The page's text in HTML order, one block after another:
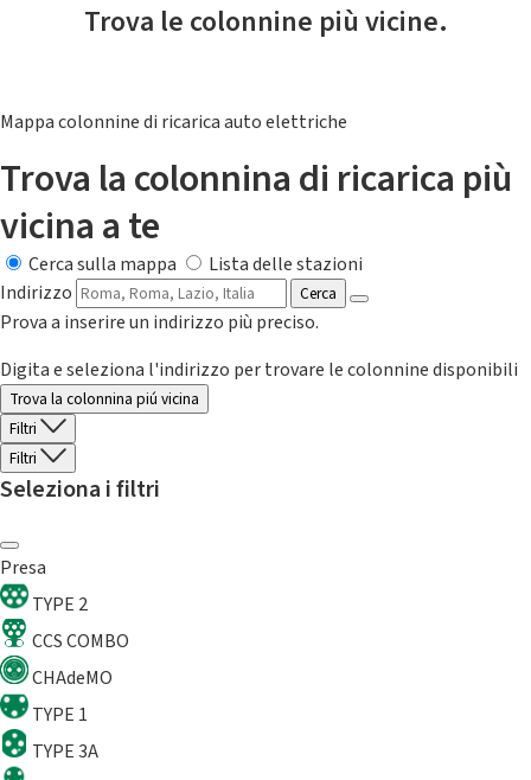
Trova le colonnine più vicine.
Mappa colonnine di ricarica auto elettriche
Trova la colonnina di ricarica più
vicina a te
Cerca sulla mappa
Lista delle stazioni
Indirizzo
Cerca
Prova a inserire un indirizzo più preciso.
Digita e seleziona l'indirizzo per trovare le colonnine disponibili
Trova la colonnina piú vicina
Filtri
Filtri
Seleziona i filtri
Presa
TYPE 2
CCS COMBO
CHAdeMO
TYPE 1
TYPE 3A